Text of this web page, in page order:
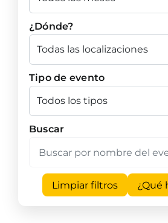
¿Dónde?
Tipo de evento
Buscar
Limpiar filtros ¿Qué